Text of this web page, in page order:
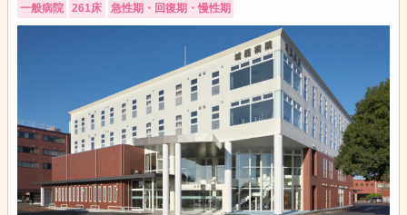
一般病院 261床 急性期・回復期・慢性期